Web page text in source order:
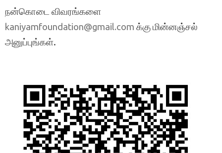
நன்கொடை விவரங்களை
kaniyamfoundation@gmail.com க்கு மின்னஞ்சல்
அனுப்புங்கள்.